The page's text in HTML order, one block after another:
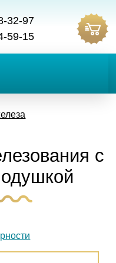
32-97
59-15
с